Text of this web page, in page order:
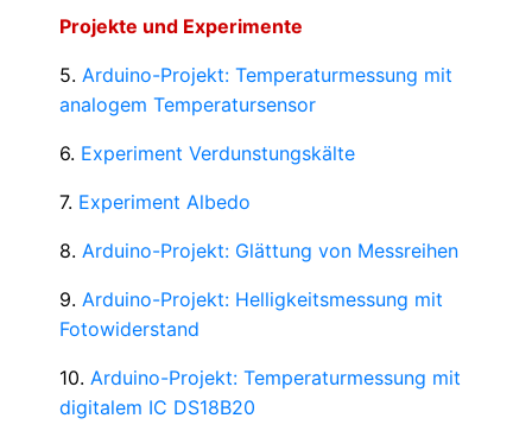
Projekte und Experimente
5. Arduino-Projekt: Temperaturmessung mit
analogem Temperatursensor
6. Experiment Verdunstungskälte
7. Experiment Albedo
8. Arduino-Projekt: Glättung von Messreihen
9. Arduino-Projekt: Helligkeitsmessung mit
Fotowiderstand
10. Arduino-Projekt: Temperaturmessung mit
digitalem IC DS18B20